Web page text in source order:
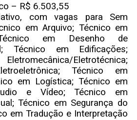
– R$ 6.503,55
com vagas para Sem
em Arquivo; Técnico em
Técnico em Desenho de
Técnico em Edificações;
Eletrotécnica;
Técnico em
em Logística; Técnico em
e Vídeo; Técnico em
Técnico em Segurança do
em Tradução e Interpretação